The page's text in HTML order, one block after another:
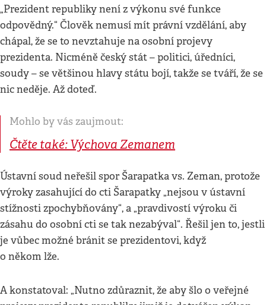
„Prezident republiky není z výkonu své funkce
odpovědný.“ Člověk nemusí mít právní vzdělání, aby
chápal, že se to nevztahuje na osobní projevy
prezidenta. Nicméně český stát – politici, úředníci,
soudy – se většinou hlavy státu bojí, takže se tváří, že se
nic neděje. Až doteď.
Mohlo by vás zaujmout:
Čtěte také: Výchova Zemanem
Ústavní soud neřešil spor Šarapatka vs. Zeman, protože
výroky zasahující do cti Šarapatky „nejsou v ústavní
stížnosti zpochybňovány“, a „pravdivostí výroku či
zásahu do osobní cti se tak nezabýval“. Řešil jen to, jestli
je vůbec možné bránit se prezidentovi, když
o někom lže.
A konstatoval: „Nutno zdůraznit, že aby šlo o veřejné